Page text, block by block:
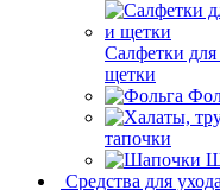
Салфетки
щетки
тапочки
Средства для ухода